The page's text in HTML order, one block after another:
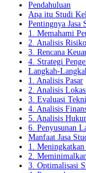
Pendahuluan
Apa itu Studi
Pentingnya
1. Memahami
2. Analisis Risiko
3. Rencana
4. Strategi
Langkah-
1. Analisis Pasar
2. Analisis
3. Evaluasi
4. Analisis
5. Analisis
6. Penyusunan
Manfaat Jasa
1.
2.
3. Optimalisasi